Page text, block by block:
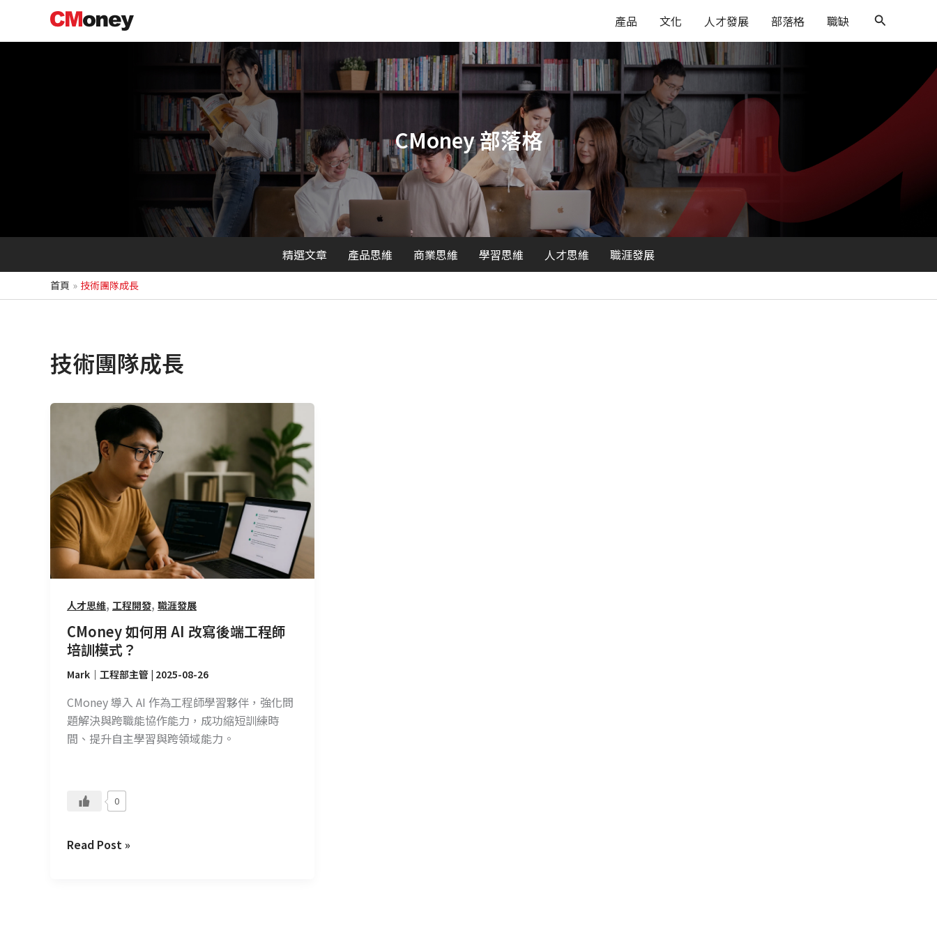
主
產品 文化 人才發展 部落格 職缺
搜
尋
CMoney 部落格
精選文章 產品思維 商業思維 學習思維 人才思維 職涯發展
首頁 技術團隊成長
技術團隊成長
人才思維, 工程開發, 職涯發展
CMoney 如何用 AI 改寫後端工程師
培訓模式？
Mark｜工程部主管 | 2025-08-26
CMoney 導入 AI 作為工程師學習夥伴，強化問
題解決與跨職能協作能力，成功縮短訓練時
間、提升自主學習與跨領域能力。
0
CMoney
AI
改
寫
後
端
工
師
培
訓
式？
Read Post »